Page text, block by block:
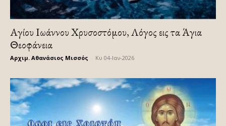
Αγίου Ιωάννου Χρυσοστόμου, Λόγος εις τα Άγια
Θεοφάνεια
Αρχιμ. Αθανάσιος Μισσός Κυ 04-Ιαν-2026